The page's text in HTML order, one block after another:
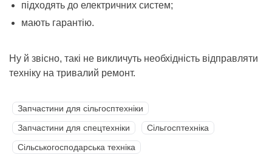
підходять до електричних систем;
мають гарантію.
Ну й звісно, такі не викличуть необхідність відправляти
техніку на тривалий ремонт.
Запчастини для сільгосптехніки
Запчастини для спецтехніки
Сільгосптехніка
Сільськогосподарська техніка